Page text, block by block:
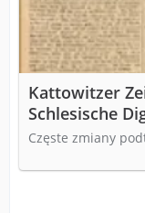
Kattowitzer
Schlesische
Częste zmiany